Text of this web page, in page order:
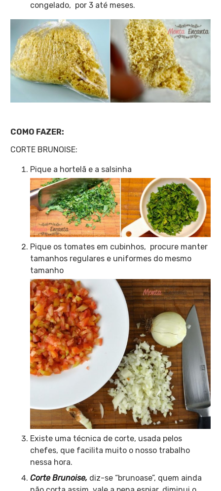
congelado, por 3 até meses.
COMO FAZER:
CORTE BRUNOISE:
Pique a hortelã e a salsinha
Pique os tomates em cubinhos, procure manter
tamanhos regulares e uniformes do mesmo
tamanho
Existe uma técnica de corte, usada pelos
chefes, que facilita muito o nosso trabalho
nessa hora.
Corte Brunoise, diz-se “brunoase”, quem ainda